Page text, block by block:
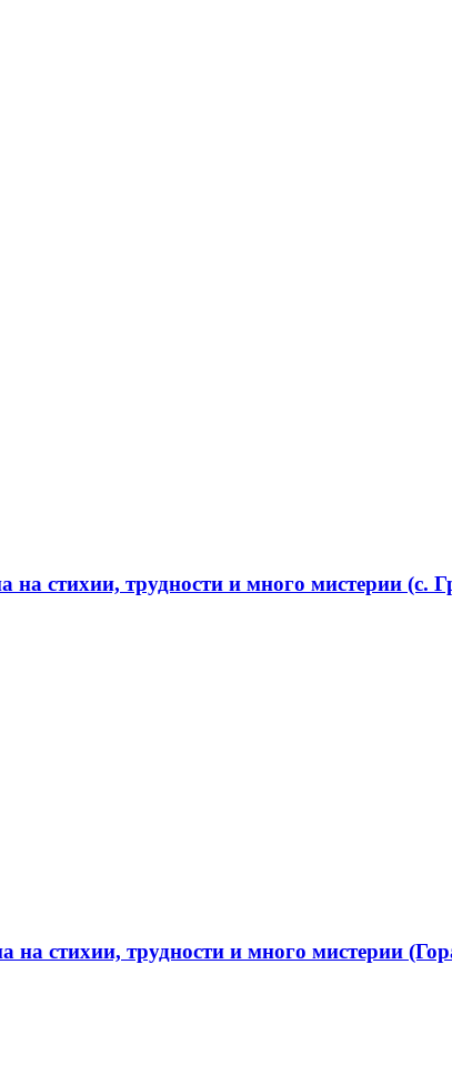
стихии, трудности и много мистерии (с.
стихии, трудности и много мистерии